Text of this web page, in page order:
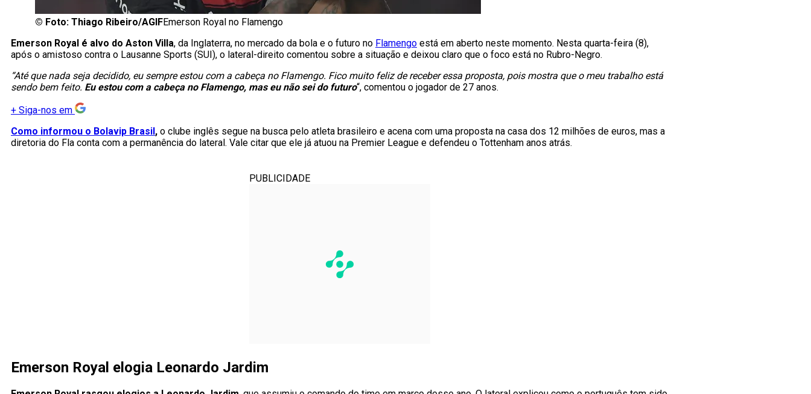
© Foto: Thiago Ribeiro/AGIFEmerson Royal no Flamengo
Emerson Royal é alvo do Aston Villa, da Inglaterra, no mercado da bola e o futuro no Flamengo está em aberto neste momento. Nesta quarta-feira (8),
após o amistoso contra o Lausanne Sports (SUI), o lateral-direito comentou sobre a situação e deixou claro que o foco está no Rubro-Negro.
“Até que nada seja decidido, eu sempre estou com a cabeça no Flamengo. Fico muito feliz de receber essa proposta, pois mostra que o meu trabalho está
sendo bem feito. Eu estou com a cabeça no Flamengo, mas eu não sei do futuro“, comentou o jogador de 27 anos.
+ Siga-nos em
Como informou o Bolavip Brasil , o clube inglês segue na busca pelo atleta brasileiro e acena com uma proposta na casa dos 12 milhões de euros, mas a
diretoria do Fla conta com a permanência do lateral. Vale citar que ele já atuou na Premier League e defendeu o Tottenham anos atrás.
PUBLICIDADE
Emerson Royal elogia Leonardo Jardim